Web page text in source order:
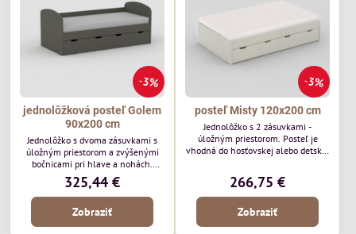
3%
jednolôžková posteľ Golem
90x200 cm
Jednolôžko s dvoma zásuvkami s
úložným priestorom a zvýšenými
bočnicami pri hlave a nohách.
Pohodlná a pevná posteľ, ktorá sa
hodí ako do spálne, tak aj do chaty,
alebo hotela. Rozmer postele: š95 x
h205 x v81cm (43cm horná hrana
325,44 €
Zobraziť
3%
posteľ Misty 120x200 cm
Jednolôžko s 2 zásuvkami -
úložným priestorom. Posteľ je
vhodná do hosťovskej alebo detskej
chatu, kde je požiadavka na
kvalitné a cenovo dostupné postele.
Elegantný a jednoduchý dizaj s
266,75 €
Zobraziť